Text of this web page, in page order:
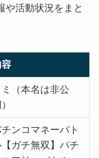
や活動状況をまと
ミ（本名は非公
ンコマネーバト
【ガチ無双】パチ